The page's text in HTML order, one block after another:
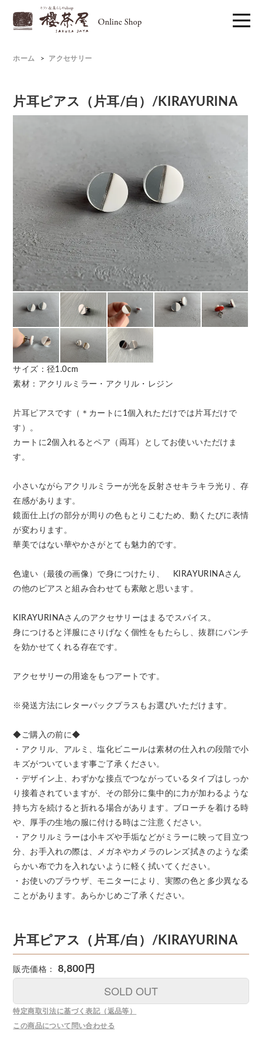
ホーム > アクセサリー
片耳ピアス（片耳/白）/KIRAYURINA
サイズ：径1.0cm
素材：アクリルミラー・アクリル・レジン
片耳ピアスです（＊カートに1個入れただけでは片耳だけで
す）。
カートに2個入れるとペア（両耳）としてお使いいただけま
す。
小さいながらアクリルミラーが光を反射させキラキラ光り、存
在感があります。
鏡面仕上げの部分が周りの色もとりこむため、動くたびに表情
が変わります。
華美ではない華やかさがとても魅力的です。
色違い（最後の画像）で身につけたり、 KIRAYURINAさん
の他のピアスと組み合わせても素敵と思います。
KIRAYURINAさんのアクセサリーはまるでスパイス。
身につけると洋服にさりげなく個性をもたらし、抜群にパンチ
を効かせてくれる存在です。
アクセサリーの用途をもつアートです。
※発送方法にレターパックプラスもお選びいただけます。
◆ご購入の前に◆
・アクリル、アルミ、塩化ビニールは素材の仕入れの段階で小
キズがついています事ご了承ください。
・デザイン上、わずかな接点でつながっているタイプはしっか
り接着されていますが、その部分に集中的に力が加わるような
持ち方を続けると折れる場合があります。ブローチを着ける時
や、厚手の生地の服に付ける時はご注意ください。
・アクリルミラーは小キズや手垢などがミラーに映って目立つ
分、お手入れの際は、メガネやカメラのレンズ拭きのような柔
らかい布で力を入れないように軽く拭いてください。
・お使いのブラウザ、モニターにより、実際の色と多少異なる
ことがあります。あらかじめご了承ください。
片耳ピアス（片耳/白）/KIRAYURINA
販売価格： 8,800円
SOLD OUT
特定商取引法に基づく表記（返品等）
この商品について問い合わせる